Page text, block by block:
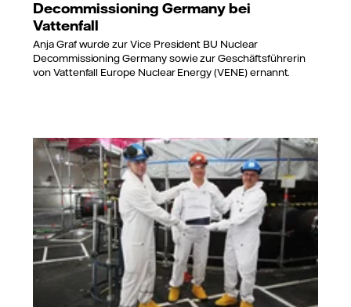
Decommissioning Germany bei
Vattenfall
Anja Graf wurde zur Vice President BU Nuclear
Decommissioning Germany sowie zur Geschäftsführerin
von Vattenfall Europe Nuclear Energy (VENE) ernannt.